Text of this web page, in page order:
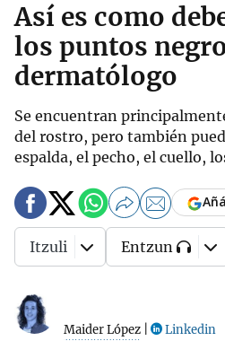
Así es como
los puntos
dermatólogo
Se encuentran
del rostro, pero también
espalda, el pecho, el cuello,
Maider López Linkedin
Itzuli Entzun